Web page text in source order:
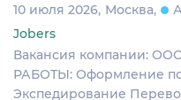
10 июля 2026 Москва
Jobers
Вакансия компании:
РАБОТЫ: Оформление
Экспедирование